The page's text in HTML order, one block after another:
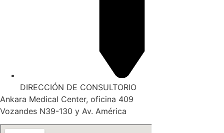
DIRECCIÓN DE CONSULTORIO
Ankara Medical Center, oficina 409
Vozandes N39-130 y Av. América